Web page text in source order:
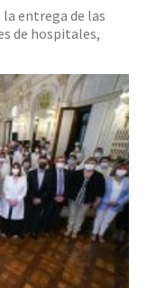
entrega de las
de hospitales,